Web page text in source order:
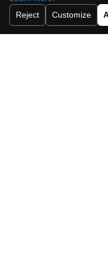
Reject
Customize